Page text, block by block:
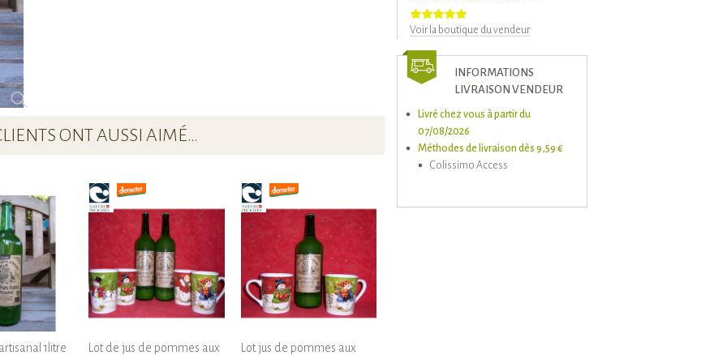
Voir la boutique du vendeur
INFORMATIONS
LIVRAISON VENDEUR
Livré chez vous à partir du
07/08/2026
Méthodes de livraison dès 9,59 €
Colissimo Access
ONT AUSSI AIMÉ…
1litre
Lot de jus de pommes aux
Lot jus de pommes aux